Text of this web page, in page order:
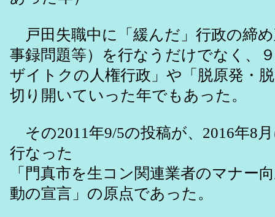
戸田失職中に「緩んだ」行政の締
事録問題等）を行なうだけでなく、
ザイトクの人権行政」や「脱原発・
切り開いていった年でもあった。
その2011年9/5の投稿が、2016年8
行なった
「門真市を生コン関連業者のマナー
動の宣言」の原点であった。